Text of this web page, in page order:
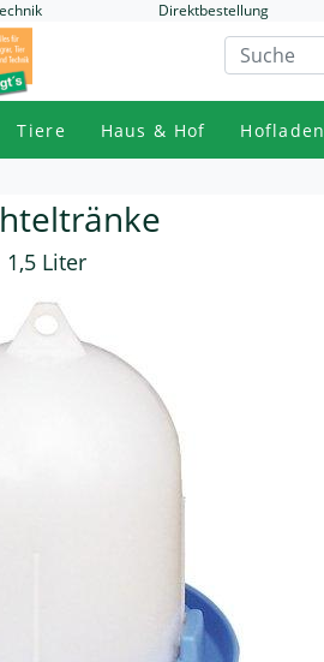
Direktbestellung
Tiere Haus & Hof Hofladen
1,5 Liter